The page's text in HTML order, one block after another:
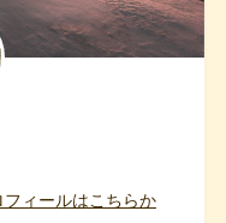
フィールはこちらか